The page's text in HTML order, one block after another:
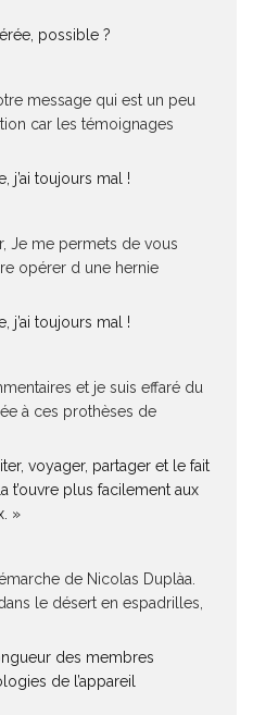
possible ?
message qui est un peu
car les témoignages
j’ai toujours mal !
Je me permets de vous
opérer d une hernie
j’ai toujours mal !
et je suis effaré du
à ces prothèses de
voyager, partager et le fait
t’ouvre plus facilement aux
»
de Nicolas Duplàa.
le désert en espadrilles,
des membres
de l’appareil